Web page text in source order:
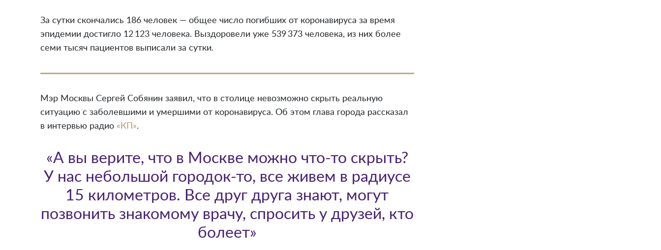
За сутки скончались 186 человек — общее число погибших от коронавируса за время
эпидемии достигло 12 123 человека. Выздоровели уже 539 373 человека, из них более
семи тысяч пациентов выписали за сутки.
Мэр Москвы Сергей Собянин заявил, что в столице невозможно скрыть реальную
ситуацию с заболевшими и умершими от коронавируса. Об этом глава города рассказал
в интервью радио «КП».
«А вы верите, что в Москве можно что-то скрыть?
У нас небольшой городок-то, все живем в радиусе
15 километров. Все друг друга знают, могут
позвонить знакомому врачу, спросить у друзей, кто
болеет»